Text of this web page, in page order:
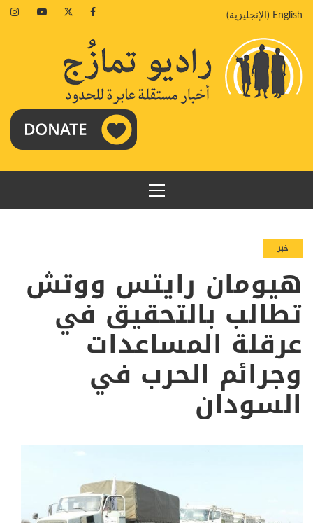
إلىEnglish
( الإنجليزية)
Facebook
Twitter
Youtube
القائمة
الرئيسية
خبر
هيومان رايتس ووتش
تطالب بالتحقيق في
عرقلة المساعدات
وجرائم الحرب في
السودان